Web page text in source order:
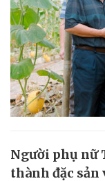
Người phụ nữ
thành đặc sản